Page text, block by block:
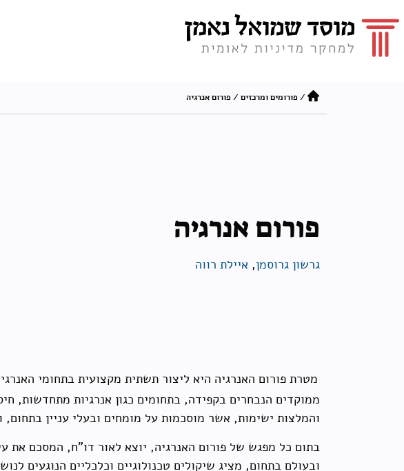
/ פורומים ומרכזים / פורום אנרגיה
פורום אנרגיה
גרשון גרוסמן, איילת רווה
מטרת פורום האנרגיה היא ליצור תשתית מקצועית בתחומי
ממוקדים הנבחרים בקפידה, בתחומים כגון אנרגיות מתחדשות,
והמלצות ישימות, אשר מוסכמות על מומחים ובעלי עניין
בתום כל מפגש של פורום האנרגיה, יוצא לאור דו"ח, המסכם את
ובעולם בתחום, מציג שיקולים טכנולוגיים וכלכליים הנוגעים